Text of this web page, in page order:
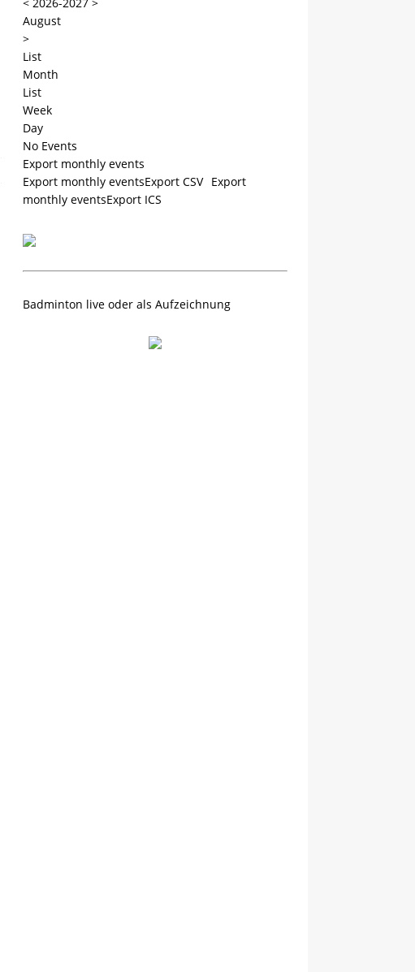
August
>
List
Month
List
Week
Day
No Events
Export monthly events
Export monthly eventsExport CSV Export
monthly eventsExport ICS
Badminton live oder als Aufzeichnung